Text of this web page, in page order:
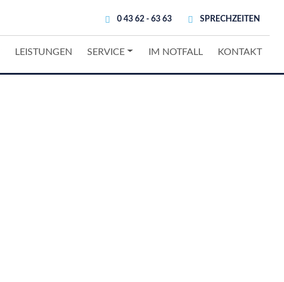
LEISTUNGEN SERVICE IM NOTFALL KONTAKT
0 43 62 - 63 63 SPRECHZEITEN